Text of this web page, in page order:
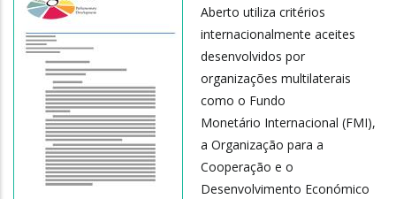
Aberto utiliza critérios
internacionalmente aceites
desenvolvidos por
organizações multilaterais
como o Fundo
Monetário Internacional (FMI),
a Organização para a
Cooperação e o
Desenvolvimento Económico